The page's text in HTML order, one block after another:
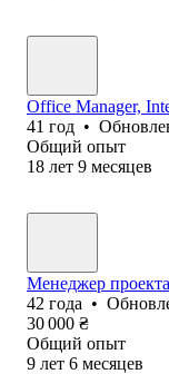
Office Manager,
41 год •
Общий опыт
18 лет 9 месяцев
Менеджер проекта
42 года •
30 000 ₴
Общий опыт
9 лет 6 месяцев